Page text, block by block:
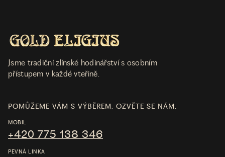
Jsme tradiční zlínské hodinářství s osobním
přístupem v každé vteřině.
POMŮŽEME VÁM S VÝBĚREM. OZVĚTE SE NÁM.
MOBIL
+420 775 138 346
PEVNÁ LINKA